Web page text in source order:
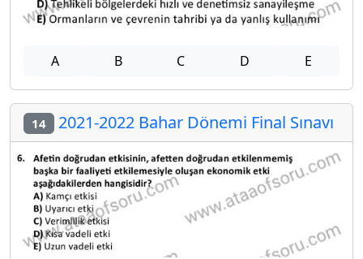
A B C D E
14 2021-2022 Bahar Dönemi Final Sınavı